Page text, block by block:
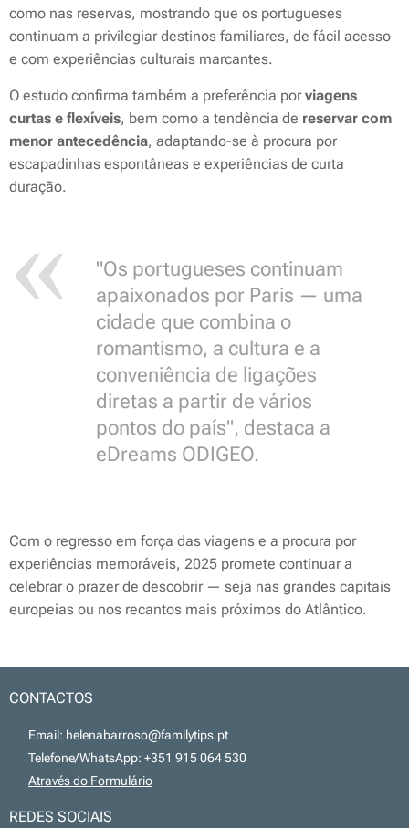
como nas reservas, mostrando que os portugueses
continuam a privilegiar destinos familiares, de fácil acesso
e com experiências culturais marcantes.
O estudo confirma também a preferência porviagens
curtas e flexíveis, bem como a tendência de reservar com
menor antecedência, adaptando-se à procura por
escapadinhas espontâneas e experiências de curta
duração.
"Os portugueses continuam
apaixonados por Paris — uma
cidade que combina o
romantismo, a cultura e a
conveniência de ligações
diretas a partir de vários
pontos do país", destaca a
eDreams ODIGEO.
Com o regresso em força das viagens e a procura por
experiências memoráveis, 2025 promete continuar a
celebrar o prazer de descobrir — seja nas grandes capitais
europeias ou nos recantos mais próximos do Atlântico.
CONTACTOS
📧 Email: helenabarroso@familytips.pt
📞 Telefone/WhatsApp: +351 915 064 530
Através do Formulário
REDES SOCIAIS